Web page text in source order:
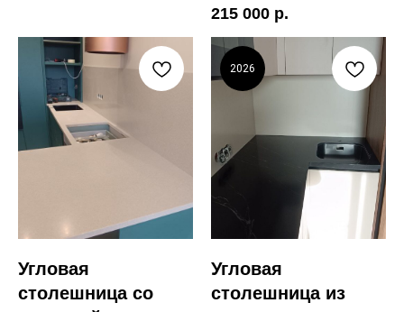
215 000 р.
Угловая
столешница со
2026
Угловая
столешница из